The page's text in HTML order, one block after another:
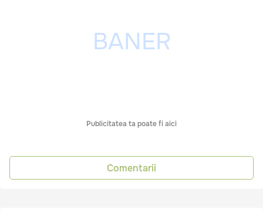
Publicitatea ta poate fi aici
Comentarii